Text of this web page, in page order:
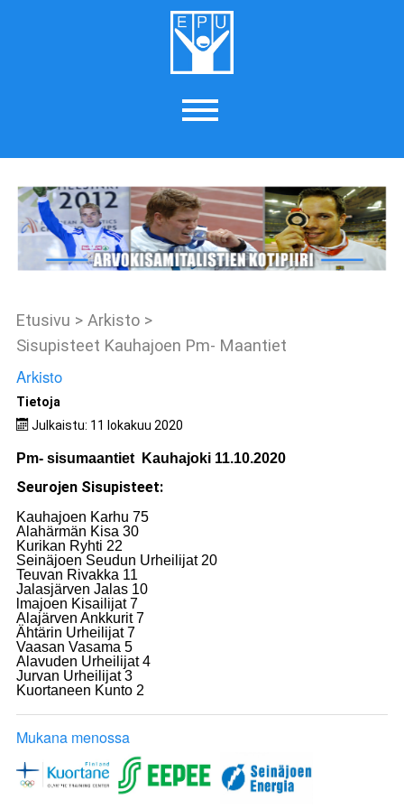
Etusivu > Arkisto >
Sisupisteet Kauhajoen Pm- Maantiet
Arkisto
Tietoja
Julkaistu: 11 lokakuu 2020
Pm- sisumaantiet Kauhajoki 11.10.2020
Seurojen Sisupisteet:
Kauhajoen Karhu 75
Alahärmän Kisa 30
Kurikan Ryhti 22
Seinäjoen Seudun Urheilijat 20
Teuvan Rivakka 11
Jalasjärven Jalas 10
lmajoen Kisailijat 7
Alajärven Ankkurit 7
Ähtärin Urheilijat 7
Vaasan Vasama 5
Alavuden Urheilijat 4
Jurvan Urheilijat 3
Kuortaneen Kunto 2
Mukana menossa